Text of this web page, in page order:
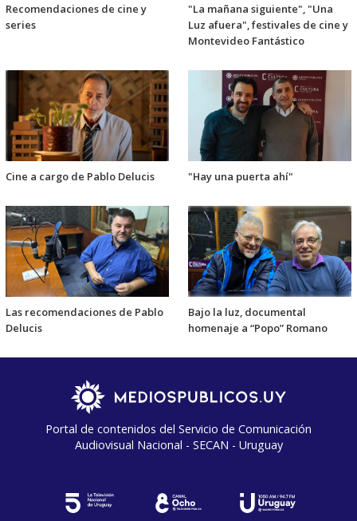
Recomendaciones de cine y
series
"La mañana siguiente", "Una
Luz afuera", festivales de cine y
Montevideo Fantástico
Cine a cargo de Pablo Delucis "Hay una puerta ahí"
Las recomendaciones de Pablo
Delucis
Bajo la luz, documental
homenaje a “Popo” Romano
Portal de contenidos del Servicio de Comunicación
Audiovisual Nacional - SECAN - Uruguay